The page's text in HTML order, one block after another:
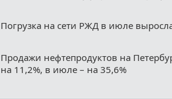
Погрузка на сети РЖД в июле
Продажи нефтепродуктов на
на 11,2%, в июле – на 35,6%